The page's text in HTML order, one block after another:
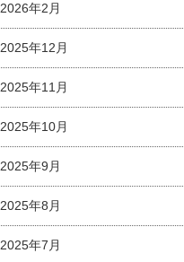
2026年2月
2025年12月
2025年11月
2025年10月
2025年9月
2025年8月
2025年7月